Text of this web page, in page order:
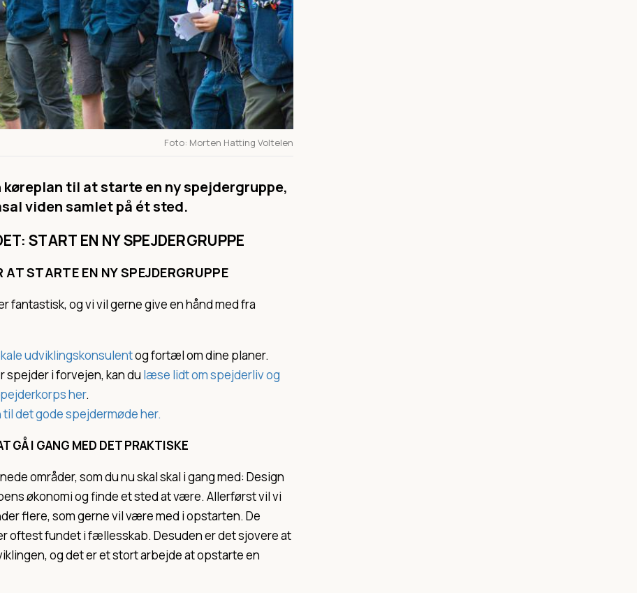
Foto Morten Hatting Voltelen
køreplan til at starte en ny spejdergruppe,
viden samlet på ét sted.
START EN NY SPEJDERGRUPPE
AT STARTE EN NY SPEJDERGRUPPE
fantastisk, og vi vil gerne give en hånd med fra
udviklingskonsulentog fortæl om dine planer.
spejder i forvejen, kan du læse lidt om spejderliv og
her.
til det gode spejdermøde her.
GÅ I GANG MED DET PRAKTISKE
områder, som du nu skal skal i gang med: Design
økonomi og finde et sted at være. Allerførst vil vi
flere, som gerne vil være med i opstarten. De
oftest fundet i fællesskab. Desuden er det sjovere at
og det er et stort arbejde at opstarte en